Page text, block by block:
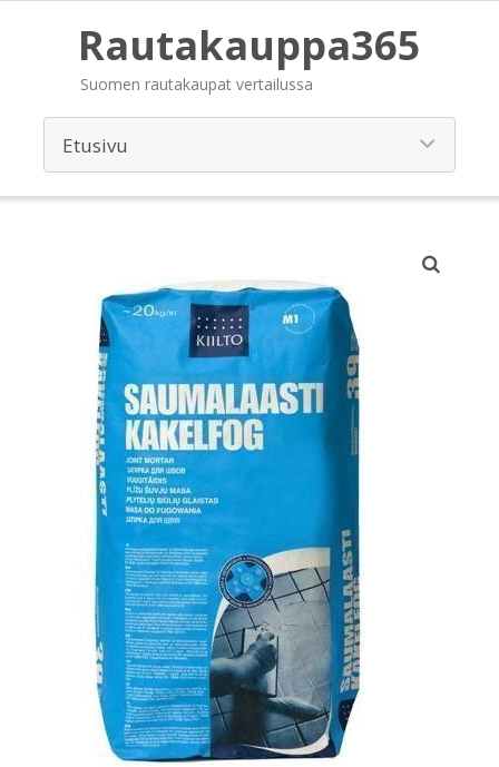
Rautakauppa365
Suomen rautakaupat vertailussa